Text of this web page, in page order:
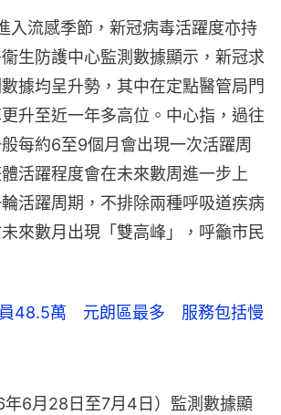
入流感季節，新冠病毒活躍度亦持
生防護中心監測數據顯示，新冠求
據均呈升勢，其中在定點醫管局門
升至近一年多高位。中心指，過往
每約6至9個月會出現一次活躍周
活躍程度會在未來數周進一步上
活躍周期，不排除兩種呼吸道疾病
來數月出現「雙高峰」，呼籲市民
員48.5萬 元朗區最多 服務包括慢
6月28日至7月4日）監測數據顯